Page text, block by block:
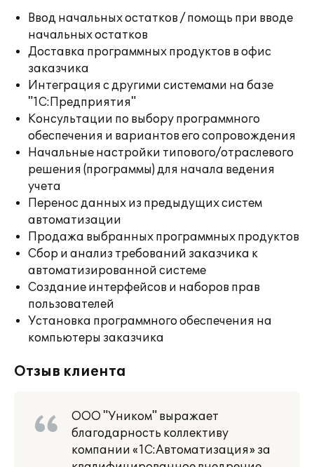
Ввод начальных остатков / помощь при вводе
начальных остатков
Доставка программных продуктов в офис
заказчика
Интеграция с другими системами на базе
"1С:Предприятия"
Консультации по выбору программного
обеспечения и вариантов его сопровождения
Начальные настройки типового/отраслевого
решения (программы) для начала ведения
учета
Перенос данных из предыдущих систем
автоматизации
Продажа выбранных программных продуктов
Сбор и анализ требований заказчика к
автоматизированной системе
Создание интерфейсов и наборов прав
пользователей
Установка программного обеспечения на
компьютеры заказчика
Отзыв клиента
ООО "Уником" выражает
благодарность коллективу
компании «1С:Автоматизация» за